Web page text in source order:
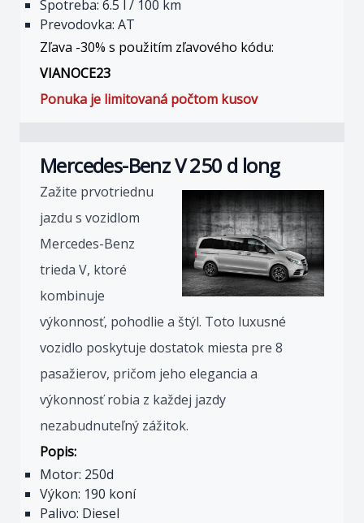
Spotreba: 6.5 l / 100 km
Prevodovka: AT
Zľava -30% s použitím zľavového kódu:
VIANOCE23
Ponuka je limitovaná počtom kusov
Mercedes-Benz V 250 d long
Zažite prvotriednu
jazdu s vozidlom
Mercedes-Benz
trieda V, ktoré
kombinuje
výkonnosť, pohodlie a štýl. Toto luxusné
vozidlo poskytuje dostatok miesta pre 8
pasažierov, pričom jeho elegancia a
výkonnosť robia z každej jazdy
nezabudnuteľný zážitok.
Popis:
Motor: 250d
Výkon: 190 koní
Palivo: Diesel